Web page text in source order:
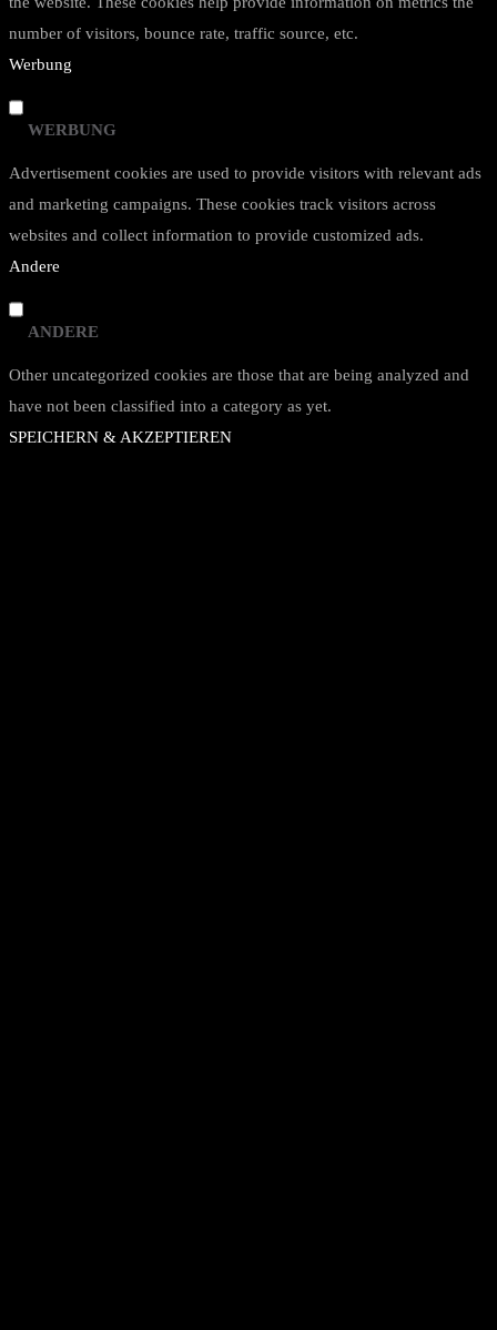
number of visitors, bounce rate, traffic source, etc.
Werbung
WERBUNG
Advertisement cookies are used to provide visitors with relevant ads
and marketing campaigns. These cookies track visitors across
websites and collect information to provide customized ads.
Andere
ANDERE
Other uncategorized cookies are those that are being analyzed and
have not been classified into a category as yet.
SPEICHERN & AKZEPTIEREN